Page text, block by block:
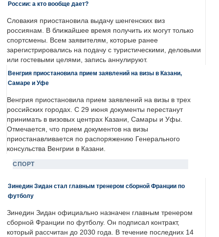
России: а кто вообще дает?
Словакия приостановила выдачу шенгенских виз
россиянам. В ближайшее время получить их могут только
спортсмены. Всем заявителям, которые ранее
зарегистрировались на подачу с туристическими, деловыми
или гостевыми целями, запись аннулируют.
Венгрия приостановила прием заявлений на визы в Казани,
Самаре и Уфе
Венгрия приостановила прием заявлений на визы в трех
российских городах. С 29 июня документы перестанут
принимать в визовых центрах Казани, Самары и Уфы.
Отмечается, что прием документов на визы
приостанавливается по распоряжению Генерального
консульства Венгрии в Казани.
СПОРТ
Зинедин Зидан стал главным тренером сборной Франции по
футболу
Зинедин Зидан официально назначен главным тренером
сборной Франции по футболу. Он подписал контракт,
который рассчитан до 2030 года. В течение последних 14